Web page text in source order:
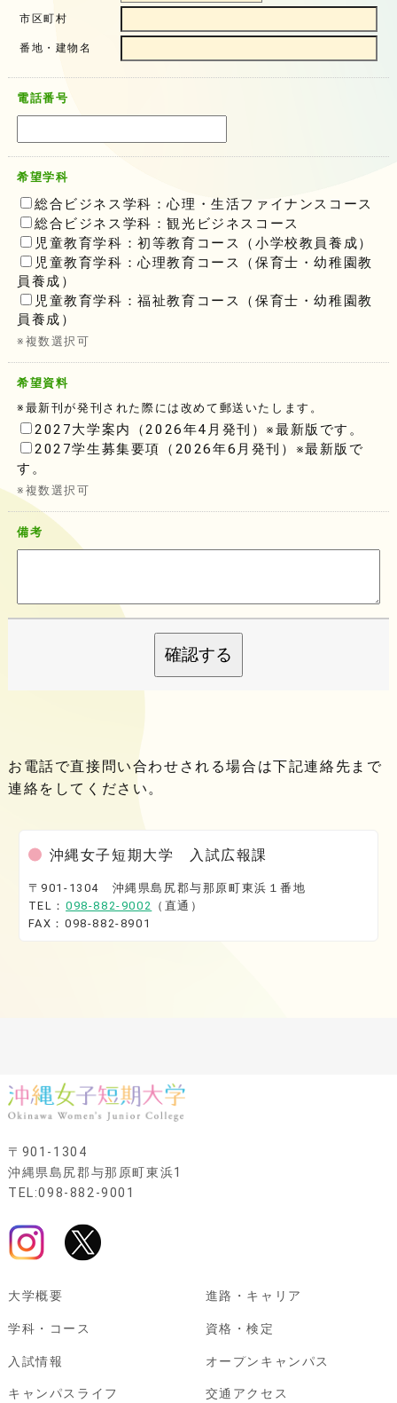
市区町村
番地・建物名
電話番号
希望学科
総合ビジネス学科：心理・生活ファイナンスコース
総合ビジネス学科：観光ビジネスコース
児童教育学科：初等教育コース（小学校教員養成）
児童教育学科：心理教育コース（保育士・幼稚園教
員養成）
児童教育学科：福祉教育コース（保育士・幼稚園教
員養成）
※複数選択可
希望資料
※最新刊が発刊された際には改めて郵送いたします。
2027大学案内（2026年4月発刊）※最新版です。
2027学生募集要項（2026年6月発刊）※最新版で
す。
※複数選択可
備考
確認する
お電話で直接問い合わせされる場合は下記連絡先まで
連絡をしてください。
沖縄女子短期大学 入試広報課
〒901-1304 沖縄県島尻郡与那原町東浜１番地
TEL：098-882-9002
（直通）
FAX：098-882-8901
〒901-1304
沖縄県島尻郡与那原町東浜1
TEL:098-882-9001
大学概要
学科・コース
入試情報
キャンパスライフ
進路・キャリア
資格・検定
オープンキャンパス
交通アクセス